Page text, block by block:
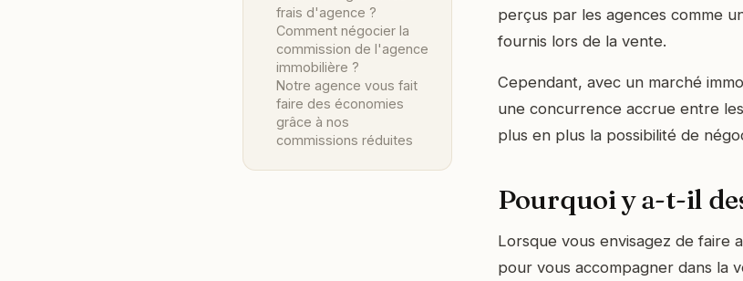
frais d'agence ?
Comment négocier la
commission de l'agence
immobilière ?
Notre agence vous fait
faire des économies
grâce à nos
commissions réduites
perçus par les agences comme
fournis lors de la vente.
Cependant, avec un marché
une concurrence accrue entre
plus en plus la possibilité de
Pourquoi y a-t-il
Lorsque vous envisagez de faire
pour vous accompagner dans la